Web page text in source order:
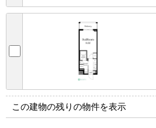
この建物の残りの物件を表示